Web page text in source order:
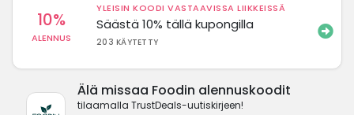
10%
ALENNUS
YLEISIN KOODI VASTAAVISSA LIIKKEISSÄ
Säästä 10% tällä kupongilla
203 KÄYTETTY
Älä missaa Foodin alennuskoodit
tilaamalla TrustDeals-uutiskirjeen!